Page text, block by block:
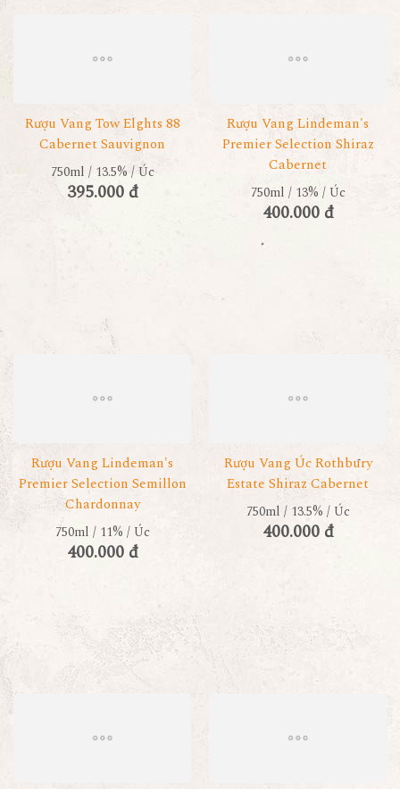
Rượu Vang Tow Elghts 88
Cabernet Sauvignon
750ml / 13.5% / Úc
395.000 đ
Rượu Vang Lindeman's
Premier Selection Shiraz
Cabernet
750ml / 13% / Úc
400.000 đ
Rượu Vang Lindeman's
Premier Selection Semillon
Chardonnay
750ml / 11% / Úc
400.000 đ
Rượu Vang Úc Rothbury
Estate Shiraz Cabernet
750ml / 13.5% / Úc
400.000 đ